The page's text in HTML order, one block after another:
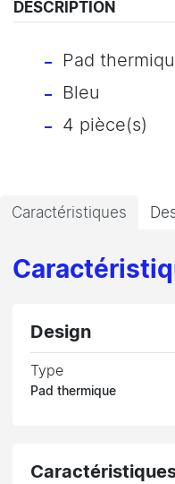
DESCRIPTION
Pad
Bleu
4 pièce(s)
Caractéristiques
Design
Type
Pad thermique